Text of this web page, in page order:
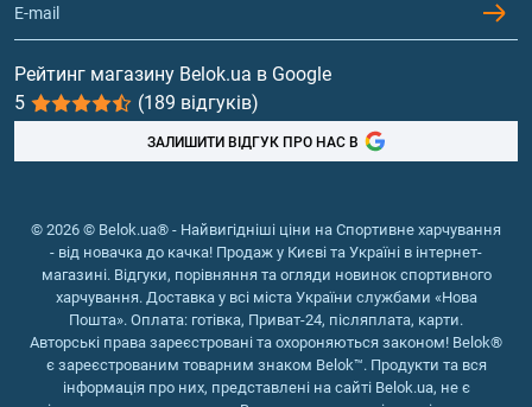
Гейнери
Вітаміни та мінерали
Риб'ячий жир, жирні кислоти
Рейтинг магазину Belok.ua в Google
5
(189 відгуків)
ЗАЛИШИТИ ВІДГУК ПРО НАС В
© 2026 © Belok.ua® - Найвигідніші ціни на Спортивне харчування
- від новачка до качка! Продаж у Києві та Україні в інтернет-
магазині. Відгуки, порівняння та огляди новинок спортивного
харчування. Доставка у всі міста України службами «Нова
Пошта». Оплата: готівка, Приват-24, післяплата, карти.
Авторські права зареєстровані та охороняються законом! Belok®
є зареєстрованим товарним знаком Belok™. Продукти та вся
інформація про них, представлені на сайті Belok.ua, не є